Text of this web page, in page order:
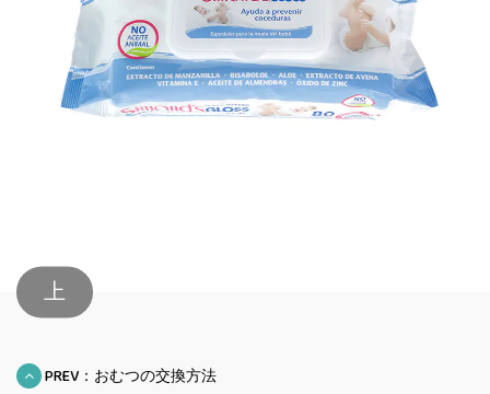
上
PREV：おむつの交換方法